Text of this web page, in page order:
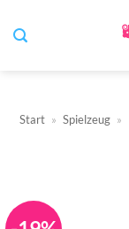
Inhalt
Start » Spielzeug »